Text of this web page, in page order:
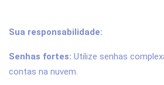
Sua responsabilidade:
Senhas fortes: Utilize senhas
contas na nuvem.